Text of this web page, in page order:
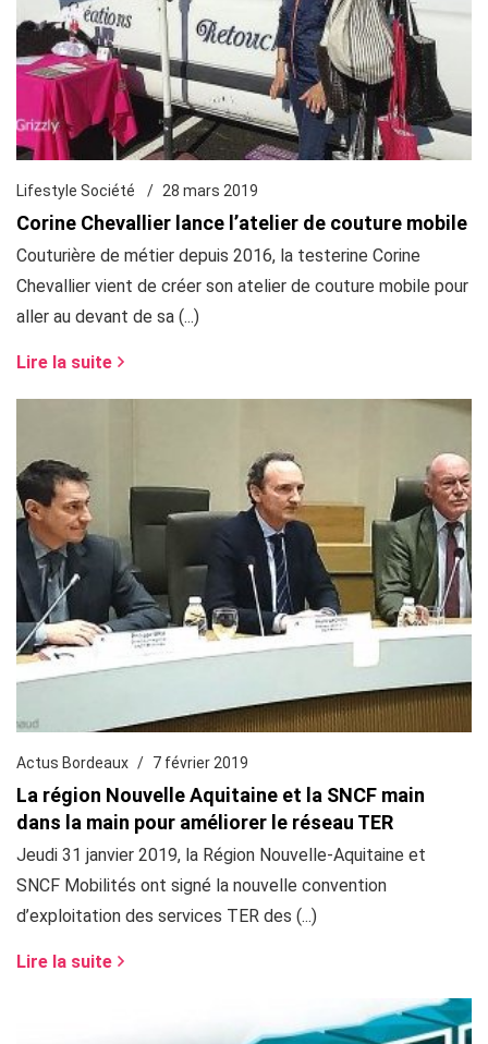
Lifestyle Société 28 mars 2019
Corine Chevallier lance l’atelier de couture mobile
Couturière de métier depuis 2016, la testerine Corine
Chevallier vient de créer son atelier de couture mobile pour
aller au devant de sa (...)
Lire la suite
Actus Bordeaux 7 février 2019
La région Nouvelle Aquitaine et la SNCF main
dans la main pour améliorer le réseau TER
Jeudi 31 janvier 2019, la Région Nouvelle-Aquitaine et
SNCF Mobilités ont signé la nouvelle convention
d’exploitation des services TER des (...)
Lire la suite